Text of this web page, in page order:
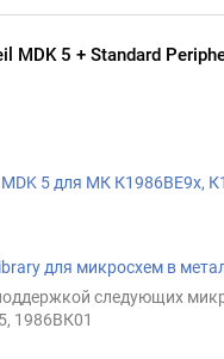
MDK 5 + Standard
5 для МК К1986ВЕ9х,
для микросхем в
следующих
1986ВК01